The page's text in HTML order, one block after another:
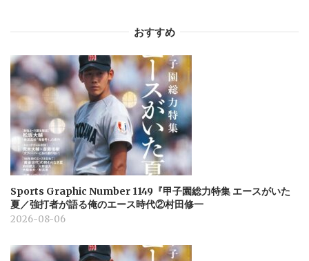
おすすめ
Sports Graphic Number 1149『甲子園総力特集 エースがいた
夏／強打者が語る俺のエース時代②村田修一
2026-08-06